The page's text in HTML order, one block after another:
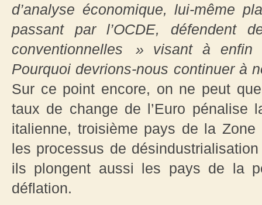
d’analyse économique, lui-même
passant par l’OCDE, défendent
conventionnelles » visant à
Pourquoi devrions-nous continuer
Sur ce point encore, on ne peut
taux de change de l’Euro pénalise
italienne, troisième pays de la
les processus de
ils plongent aussi les pays de la
déflation.